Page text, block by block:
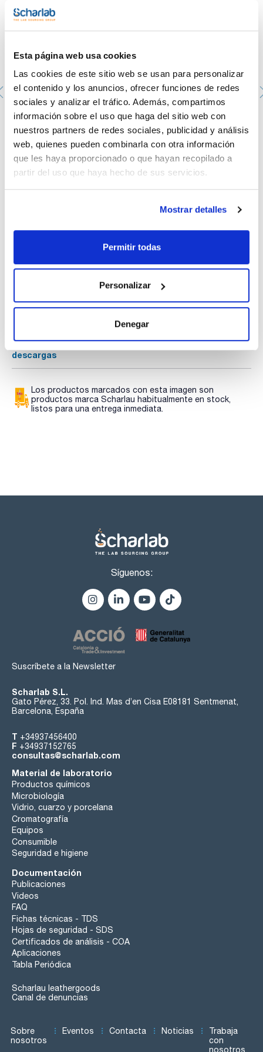
Esta página web usa cookies
Las cookies de este sitio web se usan para personalizar
el contenido y los anuncios, ofrecer funciones de redes
sociales y analizar el tráfico. Además, compartimos
información sobre el uso que haga del sitio web con
nuestros partners de redes sociales, publicidad y análisis
web, quienes pueden combinarla con otra información
que les haya proporcionado o que hayan recopilado a
partir del uso que haya hecho de sus servicios.
Mostrar detalles
Permitir todas
Personalizar
Denegar
- Incluyen tapa, cestillo y zona externa de soporte para las
muestras
total del tanque
SERIE SB
Soporte universal con muelles para la sujeción de diferentes
tipos de matraces, erlenmeyers, vasos, tubos.
Sistema de vaciado mediante tubo con conector rápido.
Fácil de desmontar para permitir su rápida limpieza.
Características SERIE SB:
- Velocidad agitador (rpm): 0-150
- Amplitud del movimiento (mm): 30
Voltaje todos los modelos: 230 V
Frascos ISO transparente, retrace code y doble escala
graduada. SCHARLAU. Cap. (ml): 250. Rosca ISO: GL45,
con tapón y anillo de vertido color azul
1033799006
Envase : x 10 u.
Disponibilidad:Ver stock
Documentación técnica
Regístrate para
COA
Regístrate para
descargas
Los productos marcados con esta imagen son
productos marca Scharlau habitualmente en stock,
listos para una entrega inmediata.
Síguenos:
Suscríbete a la Newsletter
Scharlab S.L.
Gato Pérez, 33. Pol. Ind. Mas d’en Cisa E08181 Sentmenat,
Barcelona, España
T +34937456400
F +34937152765
consultas@scharlab.com
Material de laboratorio
Productos químicos
Microbiología
Vidrio, cuarzo y porcelana
Cromatografía
Equipos
Consumible
Seguridad e higiene
Documentación
Publicaciones
Videos
FAQ
Fichas técnicas - TDS
Hojas de seguridad - SDS
Certificados de análisis - COA
Aplicaciones
Tabla Periódica
Scharlau leathergoods
Canal de denuncias
Sobre
nosotros
Eventos Contacta Noticias
Trabaja
con
nosotros